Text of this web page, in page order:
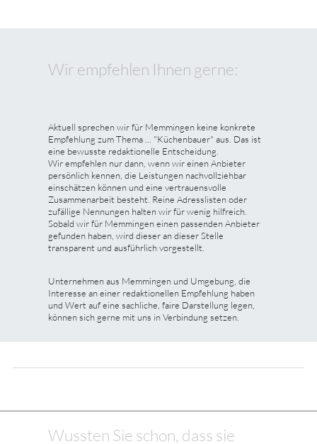
Wir empfehlen Ihnen gerne:
Aktuell sprechen wir für Memmingen keine konkrete
Empfehlung zum Thema ... "Küchenbauer" aus. Das ist
eine bewusste redaktionelle Entscheidung.
Wir empfehlen nur dann, wenn wir einen Anbieter
persönlich kennen, die Leistungen nachvollziehbar
einschätzen können und eine vertrauensvolle
Zusammenarbeit besteht. Reine Adresslisten oder
zufällige Nennungen halten wir für wenig hilfreich.
Sobald wir für Memmingen einen passenden Anbieter
gefunden haben, wird dieser an dieser Stelle
transparent und ausführlich vorgestellt.
Unternehmen aus Memmingen und Umgebung, die
Interesse an einer redaktionellen Empfehlung haben
und Wert auf eine sachliche, faire Darstellung legen,
können sich gerne mit uns in Verbindung setzen.
Wussten Sie schon, dass sie